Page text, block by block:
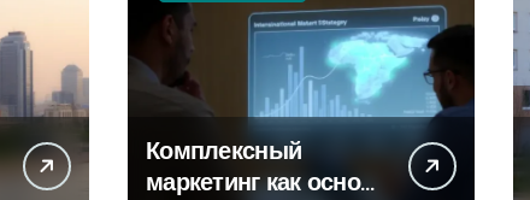
Комплексный
маркетинг как основа